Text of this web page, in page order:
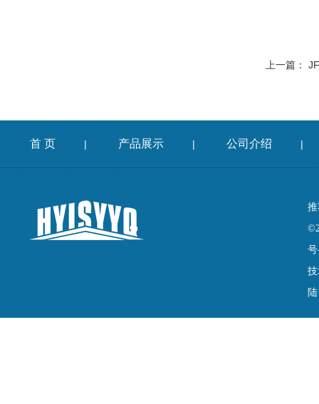
上一篇：
首 页 | 产品展示 | 公司介绍 |
号
陆